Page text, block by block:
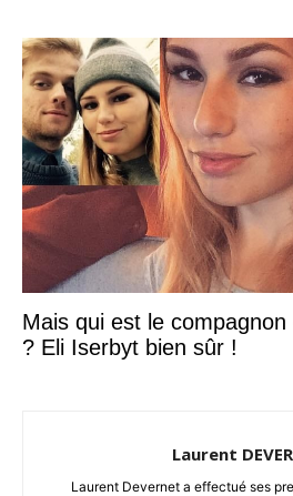
Mais qui est le
? Eli Iserbyt bien sûr !
Laurent
Laurent Devernet a effectué ses